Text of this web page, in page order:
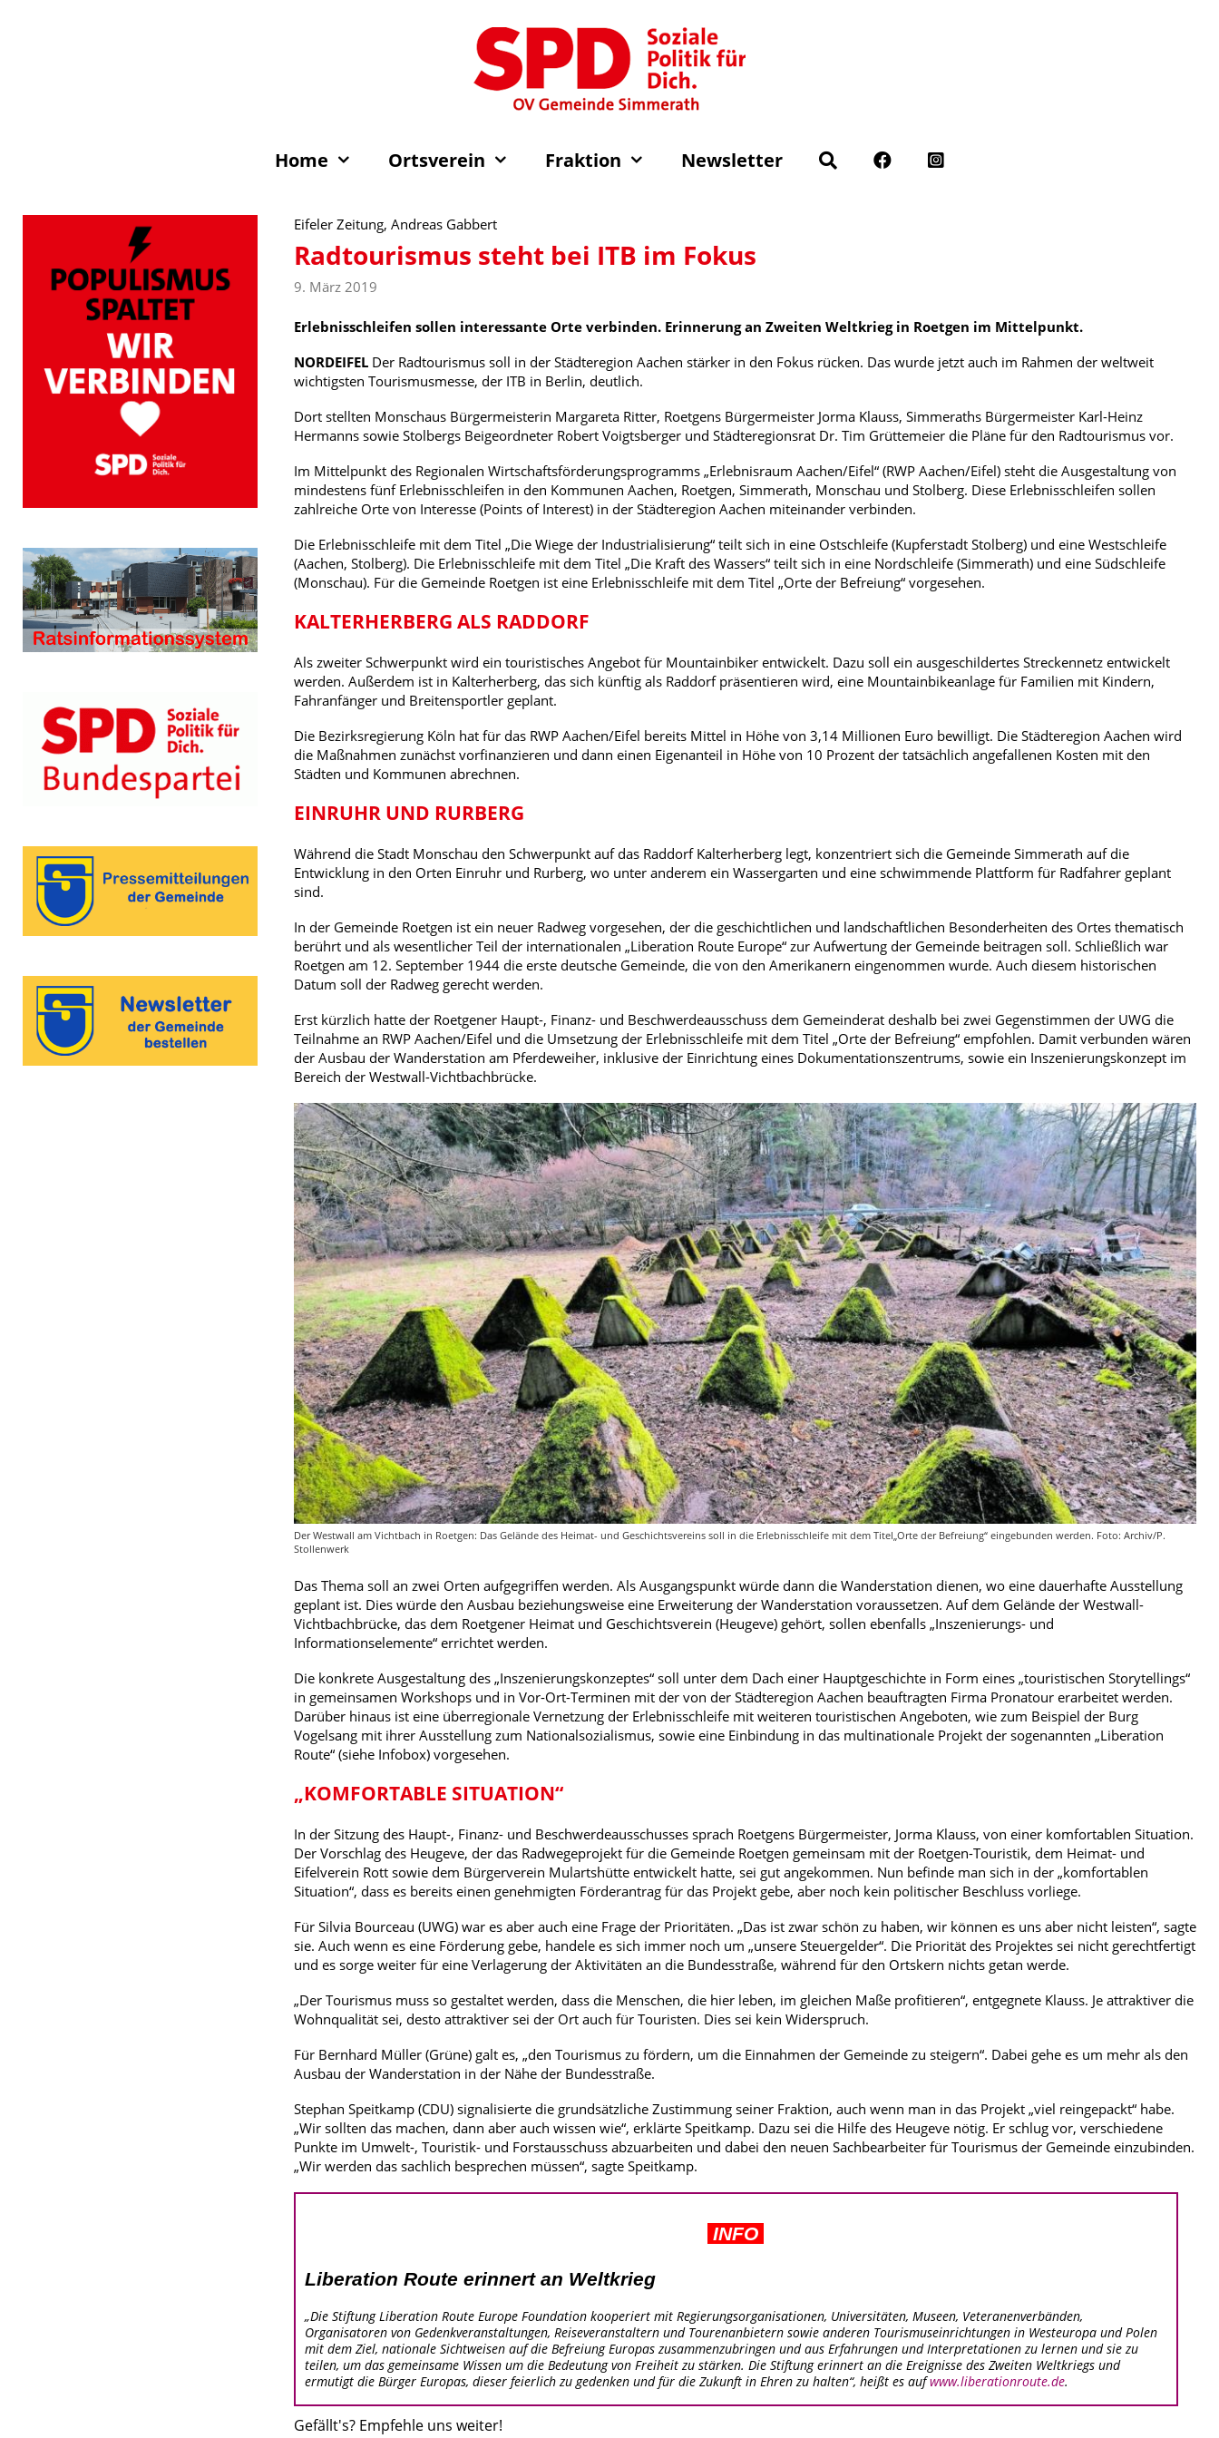
Home Ortsverein Fraktion Newsletter
Eifeler Zeitung, Andreas Gabbert
Radtourismus steht bei ITB im Fokus
9. März 2019
Erlebnisschleifen sollen interessante Orte verbinden. Erinnerung an Zweiten Weltkrieg in Roetgen im Mittelpunkt.
NORDEIFELDer Radtourismus soll in der Städteregion Aachen stärker in den Fokus rücken. Das wurde jetzt auch im Rahmen der weltweit
wichtigsten Tourismusmesse, der ITB in Berlin, deutlich.
Dort stellten Monschaus Bürgermeisterin Margareta Ritter, Roetgens Bürgermeister Jorma Klauss, Simmeraths Bürgermeister Karl-Heinz
Hermanns sowie Stolbergs Beigeordneter Robert Voigtsberger und Städteregionsrat Dr. Tim Grüttemeier die Pläne für den Radtourismus vor.
Im Mittelpunkt des Regionalen Wirtschaftsförderungsprogramms „Erlebnisraum Aachen/Eifel“ (RWP Aachen/Eifel) steht die Ausgestaltung von
mindestens fünf Erlebnisschleifen in den Kommunen Aachen, Roetgen, Simmerath, Monschau und Stolberg. Diese Erlebnisschleifen sollen
zahlreiche Orte von Interesse (Points of Interest) in der Städteregion Aachen miteinander verbinden.
Die Erlebnisschleife mit dem Titel „Die Wiege der Industrialisierung“ teilt sich in eine Ostschleife (Kupferstadt Stolberg) und eine Westschleife
(Aachen, Stolberg). Die Erlebnisschleife mit dem Titel „Die Kraft des Wassers“ teilt sich in eine Nordschleife (Simmerath) und eine Südschleife
(Monschau). Für die Gemeinde Roetgen ist eine Erlebnisschleife mit dem Titel „Orte der Befreiung“ vorgesehen.
KALTERHERBERG ALS RADDORF
Als zweiter Schwerpunkt wird ein touristisches Angebot für Mountainbiker entwickelt. Dazu soll ein ausgeschildertes Streckennetz entwickelt
werden. Außerdem ist in Kalterherberg, das sich künftig als Raddorf präsentieren wird, eine Mountainbikeanlage für Familien mit Kindern,
Fahranfänger und Breitensportler geplant.
Die Bezirksregierung Köln hat für das RWP Aachen/Eifel bereits Mittel in Höhe von 3,14 Millionen Euro bewilligt. Die Städteregion Aachen wird
die Maßnahmen zunächst vorfinanzieren und dann einen Eigenanteil in Höhe von 10 Prozent der tatsächlich angefallenen Kosten mit den
Städten und Kommunen abrechnen.
EINRUHR UND RURBERG
Während die Stadt Monschau den Schwerpunkt auf das Raddorf Kalterherberg legt, konzentriert sich die Gemeinde Simmerath auf die
Entwicklung in den Orten Einruhr und Rurberg, wo unter anderem ein Wassergarten und eine schwimmende Plattform für Radfahrer geplant
sind.
In der Gemeinde Roetgen ist ein neuer Radweg vorgesehen, der die geschichtlichen und landschaftlichen Besonderheiten des Ortes thematisch
berührt und als wesentlicher Teil der internationalen „Liberation Route Europe“ zur Aufwertung der Gemeinde beitragen soll. Schließlich war
Roetgen am 12. September 1944 die erste deutsche Gemeinde, die von den Amerikanern eingenommen wurde. Auch diesem historischen
Datum soll der Radweg gerecht werden.
Erst kürzlich hatte der Roetgener Haupt-, Finanz- und Beschwerdeausschuss dem Gemeinderat deshalb bei zwei Gegenstimmen der UWG die
Teilnahme an RWP Aachen/Eifel und die Umsetzung der Erlebnisschleife mit dem Titel „Orte der Befreiung“ empfohlen. Damit verbunden wären
der Ausbau der Wanderstation am Pferdeweiher, inklusive der Einrichtung eines Dokumentationszentrums, sowie ein Inszenierungskonzept im
Bereich der Westwall-Vichtbachbrücke.
Der Westwall am Vichtbach in Roetgen: Das Gelände des Heimat- und Geschichtsvereins soll in die Erlebnisschleife mit dem Titel„Orte der Befreiung“ eingebunden werden. Foto: Archiv/P.
Stollenwerk
Das Thema soll an zwei Orten aufgegriffen werden. Als Ausgangspunkt würde dann die Wanderstation dienen, wo eine dauerhafte Ausstellung
geplant ist. Dies würde den Ausbau beziehungsweise eine Erweiterung der Wanderstation voraussetzen. Auf dem Gelände der Westwall-
Vichtbachbrücke, das dem Roetgener Heimat und Geschichtsverein (Heugeve) gehört, sollen ebenfalls „Inszenierungs- und
Informationselemente“ errichtet werden.
Die konkrete Ausgestaltung des „Inszenierungskonzeptes“ soll unter dem Dach einer Hauptgeschichte in Form eines „touristischen Storytellings“
in gemeinsamen Workshops und in Vor-Ort-Terminen mit der von der Städteregion Aachen beauftragten Firma Pronatour erarbeitet werden.
Darüber hinaus ist eine überregionale Vernetzung der Erlebnisschleife mit weiteren touristischen Angeboten, wie zum Beispiel der Burg
Vogelsang mit ihrer Ausstellung zum Nationalsozialismus, sowie eine Einbindung in das multinationale Projekt der sogenannten „Liberation
Route“ (siehe Infobox) vorgesehen.
„KOMFORTABLE SITUATION“
In der Sitzung des Haupt-, Finanz- und Beschwerdeausschusses sprach Roetgens Bürgermeister, Jorma Klauss, von einer komfortablen Situation.
Der Vorschlag des Heugeve, der das Radwegeprojekt für die Gemeinde Roetgen gemeinsam mit der Roetgen-Touristik, dem Heimat- und
Eifelverein Rott sowie dem Bürgerverein Mulartshütte entwickelt hatte, sei gut angekommen. Nun befinde man sich in der „komfortablen
Situation“, dass es bereits einen genehmigten Förderantrag für das Projekt gebe, aber noch kein politischer Beschluss vorliege.
Für Silvia Bourceau (UWG) war es aber auch eine Frage der Prioritäten. „Das ist zwar schön zu haben, wir können es uns aber nicht leisten“, sagte
sie. Auch wenn es eine Förderung gebe, handele es sich immer noch um „unsere Steuergelder“. Die Priorität des Projektes sei nicht gerechtfertigt
und es sorge weiter für eine Verlagerung der Aktivitäten an die Bundesstraße, während für den Ortskern nichts getan werde.
„Der Tourismus muss so gestaltet werden, dass die Menschen, die hier leben, im gleichen Maße profitieren“, entgegnete Klauss. Je attraktiver die
Wohnqualität sei, desto attraktiver sei der Ort auch für Touristen. Dies sei kein Widerspruch.
Für Bernhard Müller (Grüne) galt es, „den Tourismus zu fördern, um die Einnahmen der Gemeinde zu steigern“. Dabei gehe es um mehr als den
Ausbau der Wanderstation in der Nähe der Bundesstraße.
Stephan Speitkamp (CDU) signalisierte die grundsätzliche Zustimmung seiner Fraktion, auch wenn man in das Projekt „viel reingepackt“ habe.
„Wir sollten das machen, dann aber auch wissen wie“, erklärte Speitkamp. Dazu sei die Hilfe des Heugeve nötig. Er schlug vor, verschiedene
Punkte im Umwelt-, Touristik- und Forstausschuss abzuarbeiten und dabei den neuen Sachbearbeiter für Tourismus der Gemeinde einzubinden.
„Wir werden das sachlich besprechen müssen“, sagte Speitkamp.
INFO
Liberation Route erinnert an Weltkrieg
„Die Stiftung Liberation Route Europe Foundation kooperiert mit Regierungsorganisationen, Universitäten, Museen, Veteranenverbänden,
Organisatoren von Gedenkveranstaltungen, Reiseveranstaltern und Tourenanbietern sowie anderen Tourismuseinrichtungen in Westeuropa und Polen
mit dem Ziel, nationale Sichtweisen auf die Befreiung Europas zusammenzubringen und aus Erfahrungen und Interpretationen zu lernen und sie zu
teilen, um das gemeinsame Wissen um die Bedeutung von Freiheit zu stärken. Die Stiftung erinnert an die Ereignisse des Zweiten Weltkriegs und
ermutigt die Bürger Europas, dieser feierlich zu gedenken und für die Zukunft in Ehren zu halten“, heißt es aufwww.liberationroute.de.
Gefällt's? Empfehle uns weiter!